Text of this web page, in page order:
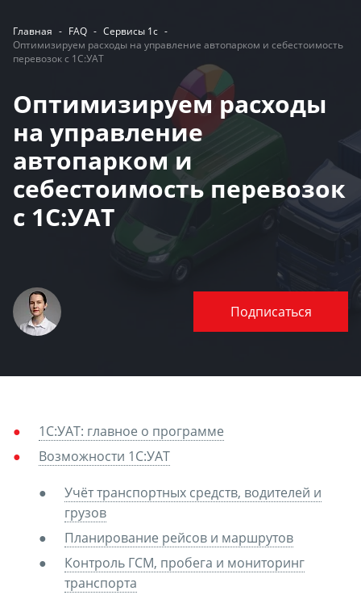
Главная - FAQ - Сервисы 1с -
Оптимизируем расходы на управление автопарком и себестоимость
перевозок с 1С:УАТ
Оптимизируем расходы
на управление
автопарком и
себестоимость перевозок
с 1С:УАТ
Подписаться
1С:УАТ: главное о программе
Возможности 1С:УАТ
Учёт транспортных средств, водителей и
грузов
Планирование рейсов и маршрутов
Контроль ГСМ, пробега и мониторинг
транспорта